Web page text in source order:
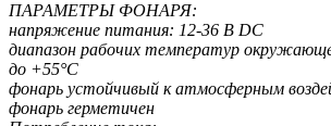
ПАРАМЕТРЫ ФОНАРЯ:
напряжение питания: 12-36 В DC
диапазон рабочих температур
до +55°C
фонарь устойчивый к атмосферным
фонарь герметичен